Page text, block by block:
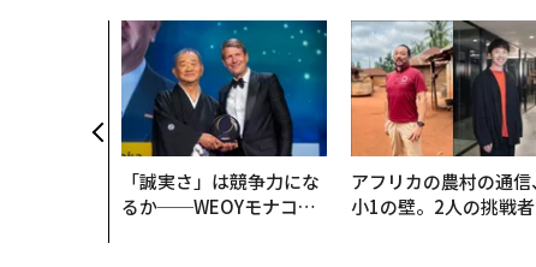
「誠実さ」は競争力にな
るか──WEOYモナコで
アフリカの農村の通信、
小1の壁。2人の挑戦